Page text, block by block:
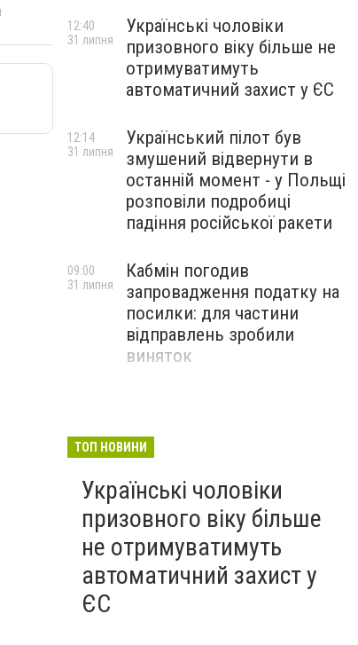
Українські чоловіки
призовного віку більше не
отримуватимуть
автоматичний захист у ЄС
12:40
31 липня
Український пілот був
змушений відвернути в
останній момент - у Польщі
розповіли подробиці
падіння російської ракети
12:14
31 липня
Кабмін погодив
запровадження податку на
посилки: для частини
відправлень зробили
виняток
09:00
31 липня
доброчесності й
ТОП НОВИНИ
Українські чоловіки
призовного віку більше
не отримуватимуть
автоматичний захист у
ЄС